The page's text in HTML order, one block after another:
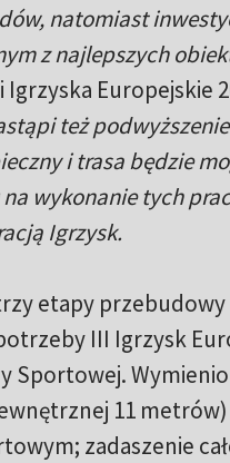
natomiast
z najlepszych
Igrzyska Europejskie
też
i trasa będzie
wykonanie tych
Igrzysk.
etapy
III Igrzysk
Sportowej.
11
zadaszenie